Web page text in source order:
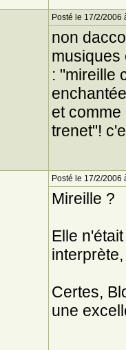
Posté le 17/2/2006
non
musiques
: "mireille
et
trenet"!
Posté le 17/2/2006
Mireille ?
Elle
Certes,
une